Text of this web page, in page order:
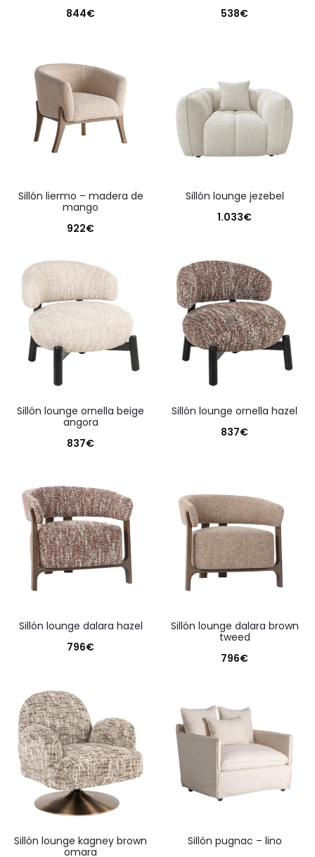
844€
538€
sillón liermo – madera de
mango
922€
sillón lounge jezebel
1.033€
sillón lounge ornella beige
angora
837€
sillón lounge ornella hazel
837€
sillón lounge dalara hazel
796€
sillón lounge dalara brown
tweed
796€
sillón lounge kagney brown
omara
sillón pugnac – lino